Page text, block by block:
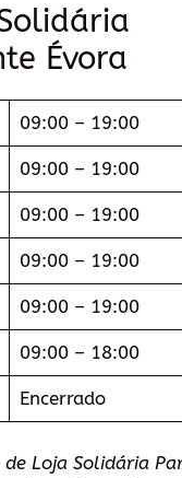
Évora
09:00 – 19:00
09:00 – 19:00
09:00 – 19:00
09:00 – 19:00
09:00 – 19:00
09:00 – 18:00
Encerrado
Loja Solidária